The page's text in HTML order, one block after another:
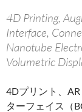
4D Printing,
Interface,
Nanotube
Volumetric
4Dプリント、
ターフェイス（